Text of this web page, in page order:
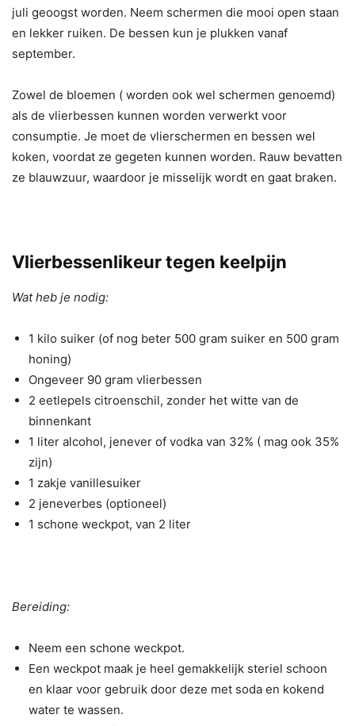
juli geoogst worden. Neem schermen die mooi open staan
en lekker ruiken. De bessen kun je plukken vanaf
september.
Zowel de bloemen ( worden ook wel schermen genoemd)
als de vlierbessen kunnen worden verwerkt voor
consumptie. Je moet de vlierschermen en bessen wel
koken, voordat ze gegeten kunnen worden. Rauw bevatten
ze blauwzuur, waardoor je misselijk wordt en gaat braken.
Vlierbessenlikeur tegen keelpijn
Wat heb je nodig:
1 kilo suiker (of nog beter 500 gram suiker en 500 gram
honing)
Ongeveer 90 gram vlierbessen
2 eetlepels citroenschil, zonder het witte van de
binnenkant
1 liter alcohol, jenever of vodka van 32% ( mag ook 35%
zijn)
1 zakje vanillesuiker
2 jeneverbes (optioneel)
1 schone weckpot, van 2 liter
Bereiding:
Neem een schone weckpot.
Een weckpot maak je heel gemakkelijk steriel schoon
en klaar voor gebruik door deze met soda en kokend
water te wassen.